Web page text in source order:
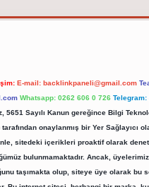
E-mail: backlinkpaneli@gmail.com
Whatsapp: 0262 606 0 726 Telegram:
5651 Sayılı Kanun gereğince Bilgi
onaylanmış bir Yer Sağlayıcı
sitedeki içerikleri proaktif olarak
bulunmamaktadır. Ancak, üyelerimiz
taşımakta olup, siteye üye olarak bu